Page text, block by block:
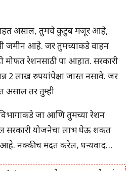
राहत असाल, तुमचे कुटुंब मजूर आहे,
जमीन आहे. जर तुमच्याकडे वाहन
रेशनसाठी पात्र आहात. सरकारी
2 लाख रुपयांपेक्षा जास्त नसावे. जर
असाल तर तुम्ही
जा आणि तुमच्या रेशन
सरकारी योजनेचा लाभ घेऊ शकत
नक्कीच मदत करेल, धन्यवाद…